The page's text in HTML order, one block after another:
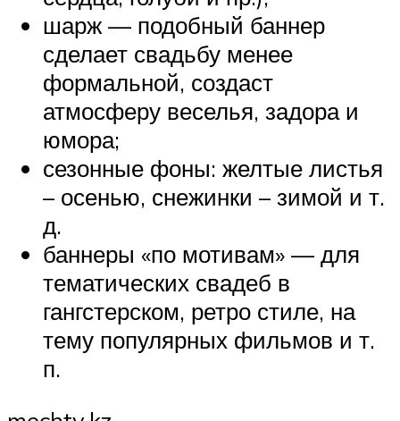
шарж — подобный баннер
сделает свадьбу менее
формальной, создаст
атмосферу веселья, задора и
юмора;
сезонные фоны: желтые листья
– осенью, снежинки – зимой и т.
д.
баннеры «по мотивам» — для
тематических свадеб в
гангстерском, ретро стиле, на
тему популярных фильмов и т.
п.